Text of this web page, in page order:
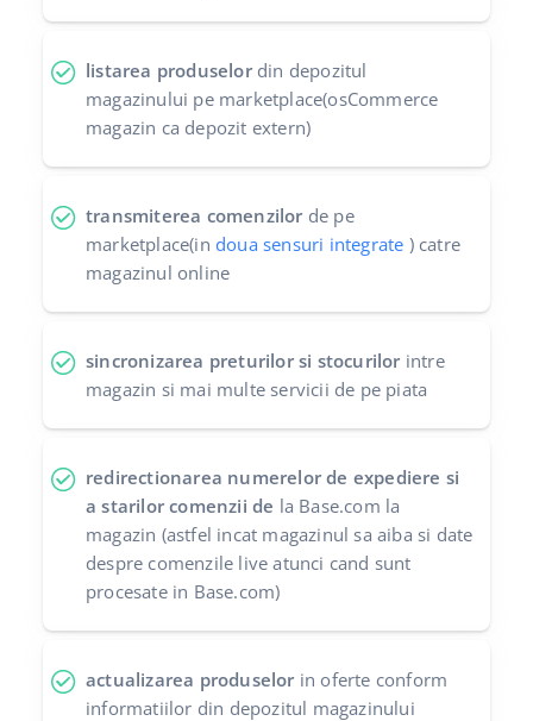
listarea produselordin depozitul
magazinului pe marketplace(osCommerce
magazin ca depozit extern)
transmiterea comenzilor de pe
marketplace(in doua sensuri integrate ) catre
magazinul online
sincronizarea preturilor si stocurilor intre
magazin si mai multe servicii de pe piata
redirectionarea numerelor de expediere si
a starilor comenzii de la Base.com la
magazin (astfel incat magazinul sa aiba si date
despre comenzile live atunci cand sunt
procesate in Base.com)
actualizarea produselor in oferte conform
informatiilor din depozitul magazinului